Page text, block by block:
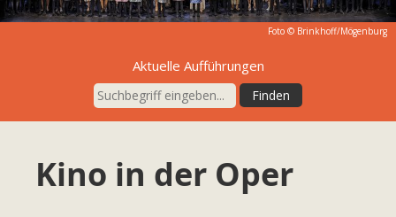
Foto © Brinkhoff/Mögenburg
Aktuelle Aufführungen
Kino in der Oper